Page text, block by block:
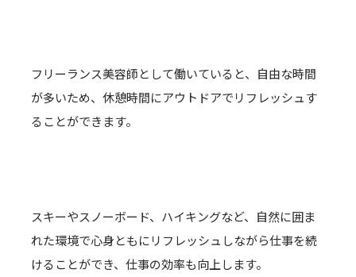
フリーランス美容師として働いていると、自由な時間
が多いため、休憩時間にアウトドアでリフレッシュす
ることができます。
スキーやスノーボード、ハイキングなど、自然に囲ま
れた環境で心身ともにリフレッシュしながら仕事を続
けることができ、仕事の効率も向上します。